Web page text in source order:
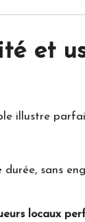
et
illustre
sans
locaux